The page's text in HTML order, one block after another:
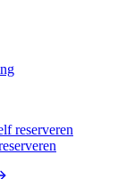
reserveren